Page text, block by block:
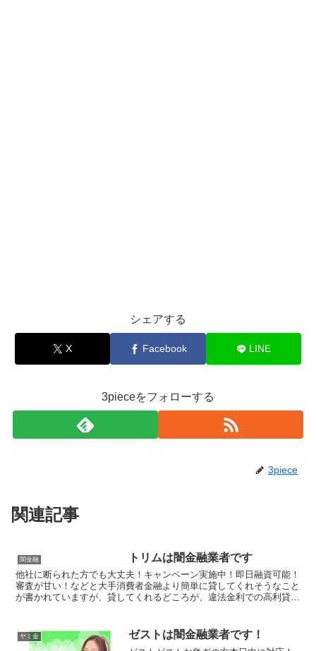
シェアする
X Facebook LINE
3pieceをフォローする
3piece
関連記事
闇金融 トリムは闇金融業者です
他社に断られた方でも大丈夫！キャンペーン実施中！即日融資可能！
審査が甘い！などと大手消費者金融より簡単に貸してくれそうなこと
が書かれていますが、貸してくれるどころが、違法金利での高利貸し
ヤミ金 ゼストは闇金融業者です！